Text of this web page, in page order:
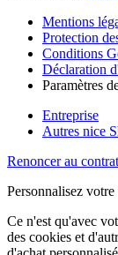
Mentions
Protection
Conditions
Déclaration
Paramètres
Entreprise
Autres nice
Renoncer au contrat
Personnalisez
Ce n'est qu'avec
des cookies et